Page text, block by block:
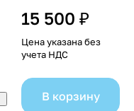
15 500 ₽
Цена указана без
учета НДС
В корзину